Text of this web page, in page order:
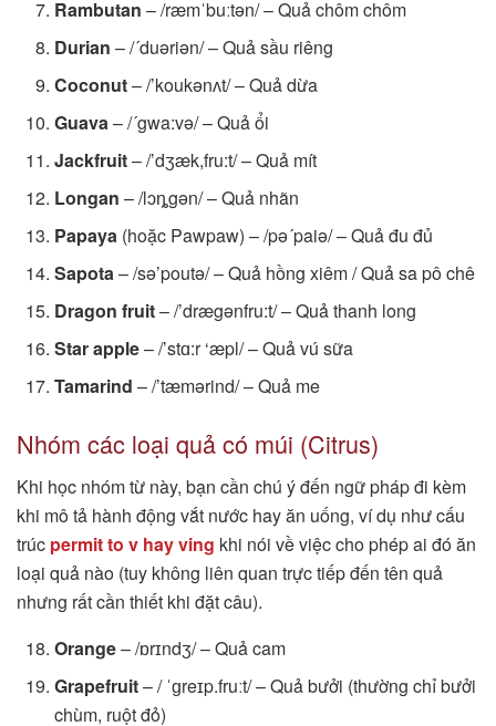
Rambutan – /ræmˈbuːtən/ – Quả chôm chôm
Durian – /´duəriən/ – Quả sầu riêng
Coconut– /’koukənʌt/ – Quả dừa
Guava– /´gwa:və/ – Quả ổi
Jackfruit– /’dʒæk,fru:t/ – Quả mít
Longan – /lɔȵgən/ – Quả nhãn
Papaya (hoặc Pawpaw) – /pə´paiə/ – Quả đu đủ
Sapota– /sə’poutə/ – Quả hồng xiêm / Quả sa pô chê
Dragon fruit– /’drægənfru:t/ – Quả thanh long
Star apple– /’stɑ:r ‘æpl/ – Quả vú sữa
Tamarind – /’tæmərind/ – Quả me
Nhóm các loại quả có múi (Citrus)
Khi học nhóm từ này, bạn cần chú ý đến ngữ pháp đi kèm
khi mô tả hành động vắt nước hay ăn uống, ví dụ như cấu
trúc permit to v hay ving khi nói về việc cho phép ai đó ăn
loại quả nào (tuy không liên quan trực tiếp đến tên quả
nhưng rất cần thiết khi đặt câu).
Orange– /ɒrɪndʒ/ – Quả cam
Grapefruit– / ˈɡreɪp.fruːt/ – Quả bưởi (thường chỉ bưởi
chùm, ruột đỏ)